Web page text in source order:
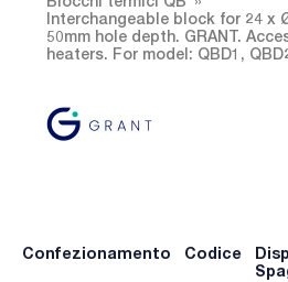
Interchangeable block for 24 x
50mm hole depth. GRANT.
heaters. For model: QBD1,
Confezionamento Codice